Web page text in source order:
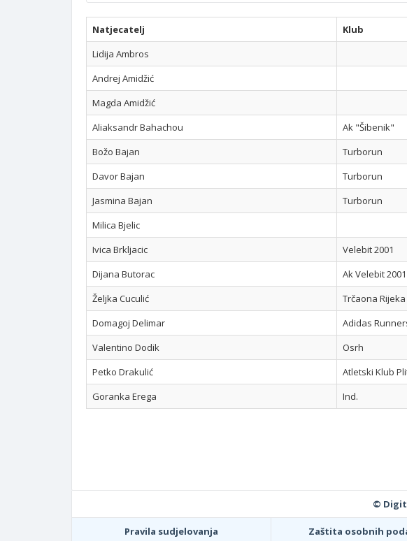
Natjecatelj Klub
Lidija Ambros
Andrej Amidžić
Magda Amidžić
Aliaksandr Bahachou
Ak "Šibenik"
Božo Bajan
Turborun
Davor Bajan
Turborun
Jasmina Bajan
Turborun
Milica Bjelic
Ivica Brkljacic
Velebit 2001
Dijana Butorac
Ak Velebit 2001
Željka Cuculić
Trčaona Rijeka
Domagoj Delimar
Adidas
Valentino Dodik
Osrh
Petko Drakulić
Atletski Klub
Goranka Erega
Ind.
©
Pravila sudjelovanja Zaštita osobnih